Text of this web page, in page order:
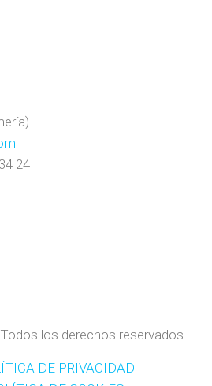
24
los derechos reservados
DE PRIVACIDAD